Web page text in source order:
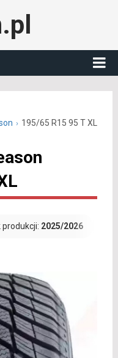
195/65 R15 95 T XL
produkcji: 2025/2026